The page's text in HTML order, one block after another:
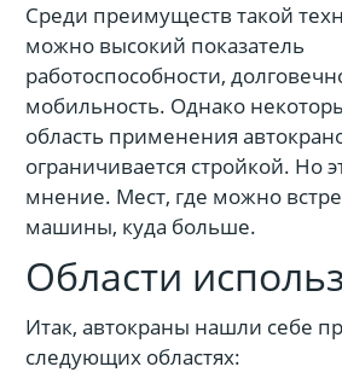
Среди преимуществ такой
можно высокий показатель
работоспособности,
мобильность. Однако
область применения
ограничивается стройкой. Но
мнение. Мест, где можно
машины, куда больше.
Области
Итак, автокраны нашли себе
следующих областях: